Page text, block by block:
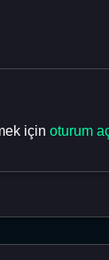
için oturum